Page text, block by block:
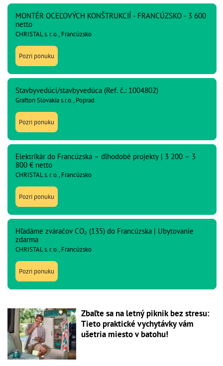
MONTÉR OCEĽOVÝCH KONŠTRUKCIÍ - FRANCÚZSKO - 3 600
netto
CHRISTAL s. r. o., Francúzsko
Pozri ponuku
Stavbyvedúci/stavbyvedúca (Ref. č.: 1004802)
Grafton Slovakia s.r.o., Poprad
Pozri ponuku
Elektrikár do Francúzska – dlhodobé projekty | 3 200 – 3
800 € netto
CHRISTAL s. r. o., Francúzsko
Pozri ponuku
Hľadáme zváračov CO₂ (135) do Francúzska | Ubytovanie
zdarma
CHRISTAL s. r. o., Francúzsko
Pozri ponuku
Zbaľte sa na letný piknik bez stresu:
Tieto praktické vychytávky vám
ušetria miesto v batohu!